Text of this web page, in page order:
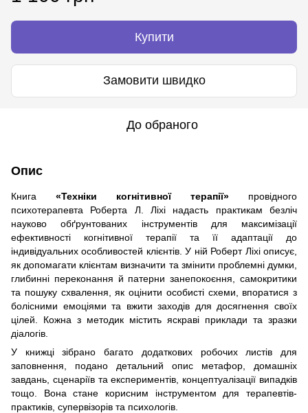
Купити
Замовити швидко
До обраного
Опис
Книга «Техніки когнітивної терапії» провідного
психотерапевта Роберта Л. Ліхі надасть практикам безліч
науково обґрунтованих інструментів для максимізації
ефективності когнітивної терапії та її адаптації до
індивідуальних особливостей клієнтів. У ній Роберт Ліхі описує,
як допомагати клієнтам визначити та змінити проблемні думки,
глибинні переконання й патерни занепокоєння, самокритики
та пошуку схвалення, як оцінити особисті схеми, впоратися з
болісними емоціями та вжити заходів для досягнення своїх
цілей. Кожна з методик містить яскраві приклади та зразки
діалогів.
У книжці зібрано багато додаткових робочих листів для
заповнення, подано детальний опис метафор, домашніх
завдань, сценаріїв та експериментів, концептуалізації випадків
тощо. Вона стане корисним інструментом для терапевтів-
практиків, супервізорів та психологів.